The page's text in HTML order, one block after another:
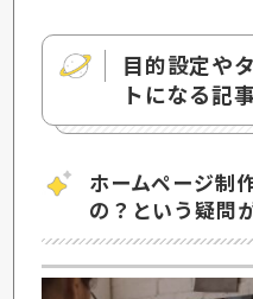
目的設定や
トになる記
ホームページ制
の？という疑問